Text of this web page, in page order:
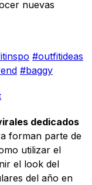
nuevas
#outfitideas
#baggy
dedicados
forman parte de
utilizar el
el look del
del año en